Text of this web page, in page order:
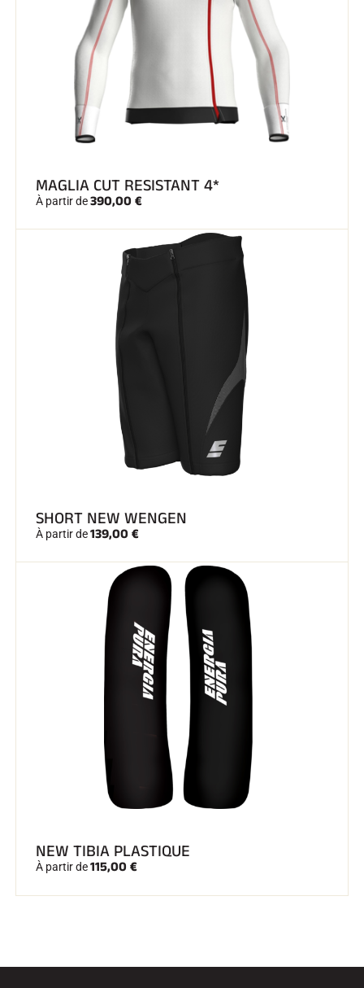
SKI TOUT TERRAIN
MAGLIA CUT RESISTANT 4*
À partir de390,00 €
SHORT NEW WENGEN
À partir de139,00 €
NEW TIBIA PLASTIQUE
À partir de115,00 €